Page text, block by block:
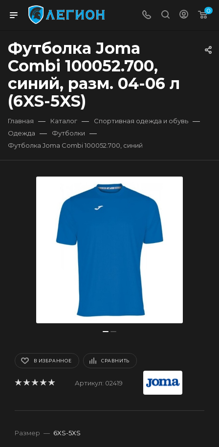
0
Футболка Joma
Combi 100052.700,
синий, разм. 04-06 л
(6XS-5XS)
Главная — Каталог — Спортивная одежда и обувь —
Одежда — Футболки —
Футболка Joma Combi 100052.700, синий
В ИЗБРАННОЕ СРАВНИТЬ
Артикул: 02419
Размер — 6XS-5XS